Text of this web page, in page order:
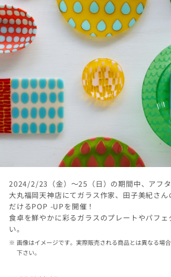
2024/2/23（金）～25（日）の期間中、アフ
大丸福岡天神店にてガラス作家、田子美紀さ
だけるPOP -UPを開催！
食卓を鮮やかに彩るガラスのプレートやパフ
い。
画像はイメージです。実際販売される商品とは異なる場
下さい。